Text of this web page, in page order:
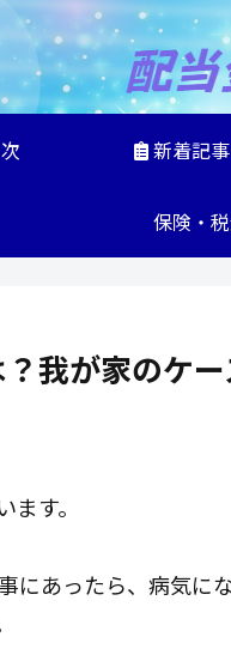
新着記
保険・
我が家のケ
す。
にあったら、病気に